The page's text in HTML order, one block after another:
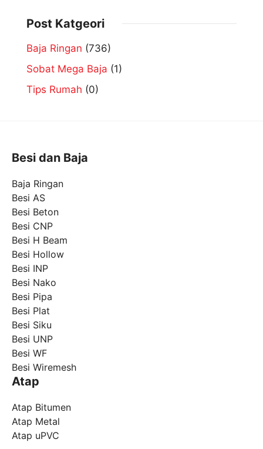
Post Katgeori
Baja Ringan (736)
Sobat Mega Baja (1)
Tips Rumah (0)
Besi dan Baja
Baja Ringan
Besi AS
Besi Beton
Besi CNP
Besi H Beam
Besi Hollow
Besi INP
Besi Nako
Besi Pipa
Besi Plat
Besi Siku
Besi UNP
Besi WF
Besi Wiremesh
Atap
Atap Bitumen
Atap Metal
Atap uPVC